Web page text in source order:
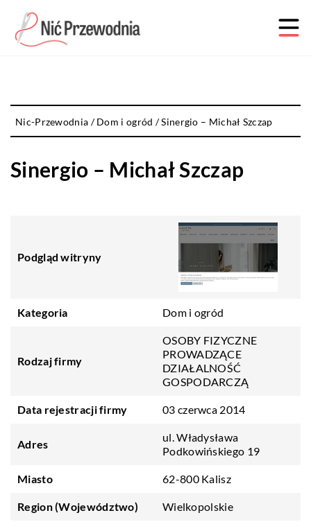
Nic-Przewodnia /Dom i ogród /Sinergio – Michał Szczap
Sinergio – Michał Szczap
Podgląd witryny
Kategoria Dom i ogród
Rodzaj firmy
OSOBY FIZYCZNE
PROWADZĄCE
DZIAŁALNOŚĆ
GOSPODARCZĄ
Data rejestracji firmy 03 czerwca 2014
Adres
ul. Władysława
Podkowińskiego 19
Miasto 62-800 Kalisz
Region (Województwo) Wielkopolskie